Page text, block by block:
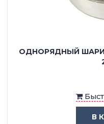
ОДНОРЯДНЫЙ
В